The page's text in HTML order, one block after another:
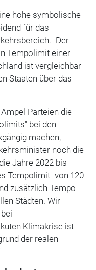
hohe symbolische
für das
"Der
Tempolimit einer
ist vergleichbar
Staaten über das
Parteien die
bei den
machen,
noch die
Jahre 2022 bis
Tempolimit" von 120
zusätzlich Tempo
Städten. Wir
Klimakrise ist
der realen